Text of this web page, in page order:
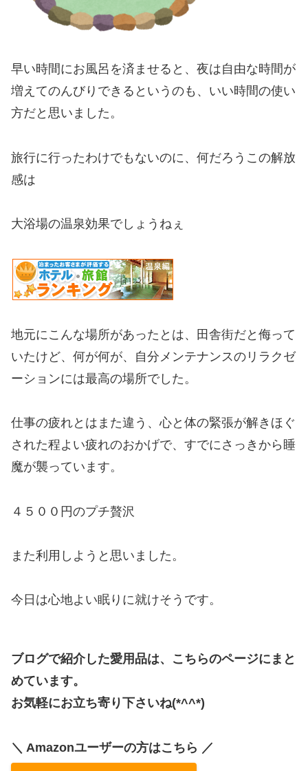
早い時間にお風呂を済ませると、夜は自由な時間が
増えてのんびりできるというのも、いい時間の使い
方だと思いました。
旅行に行ったわけでもないのに、何だろうこの解放
感は
大浴場の温泉効果でしょうねぇ
地元にこんな場所があったとは、田舎街だと侮って
いたけど、何が何が、自分メンテナンスのリラクゼ
ーションには最高の場所でした。
仕事の疲れとはまた違う、心と体の緊張が解きほぐ
された程よい疲れのおかげで、すでにさっきから睡
魔が襲っています。
４５００円のプチ贅沢
また利用しようと思いました。
今日は心地よい眠りに就けそうです。
ブログで紹介した愛用品は、こちらのページにまと
めています。
お気軽にお立ち寄り下さいね(*^^*)
＼ Amazonユーザーの方はこちら ／